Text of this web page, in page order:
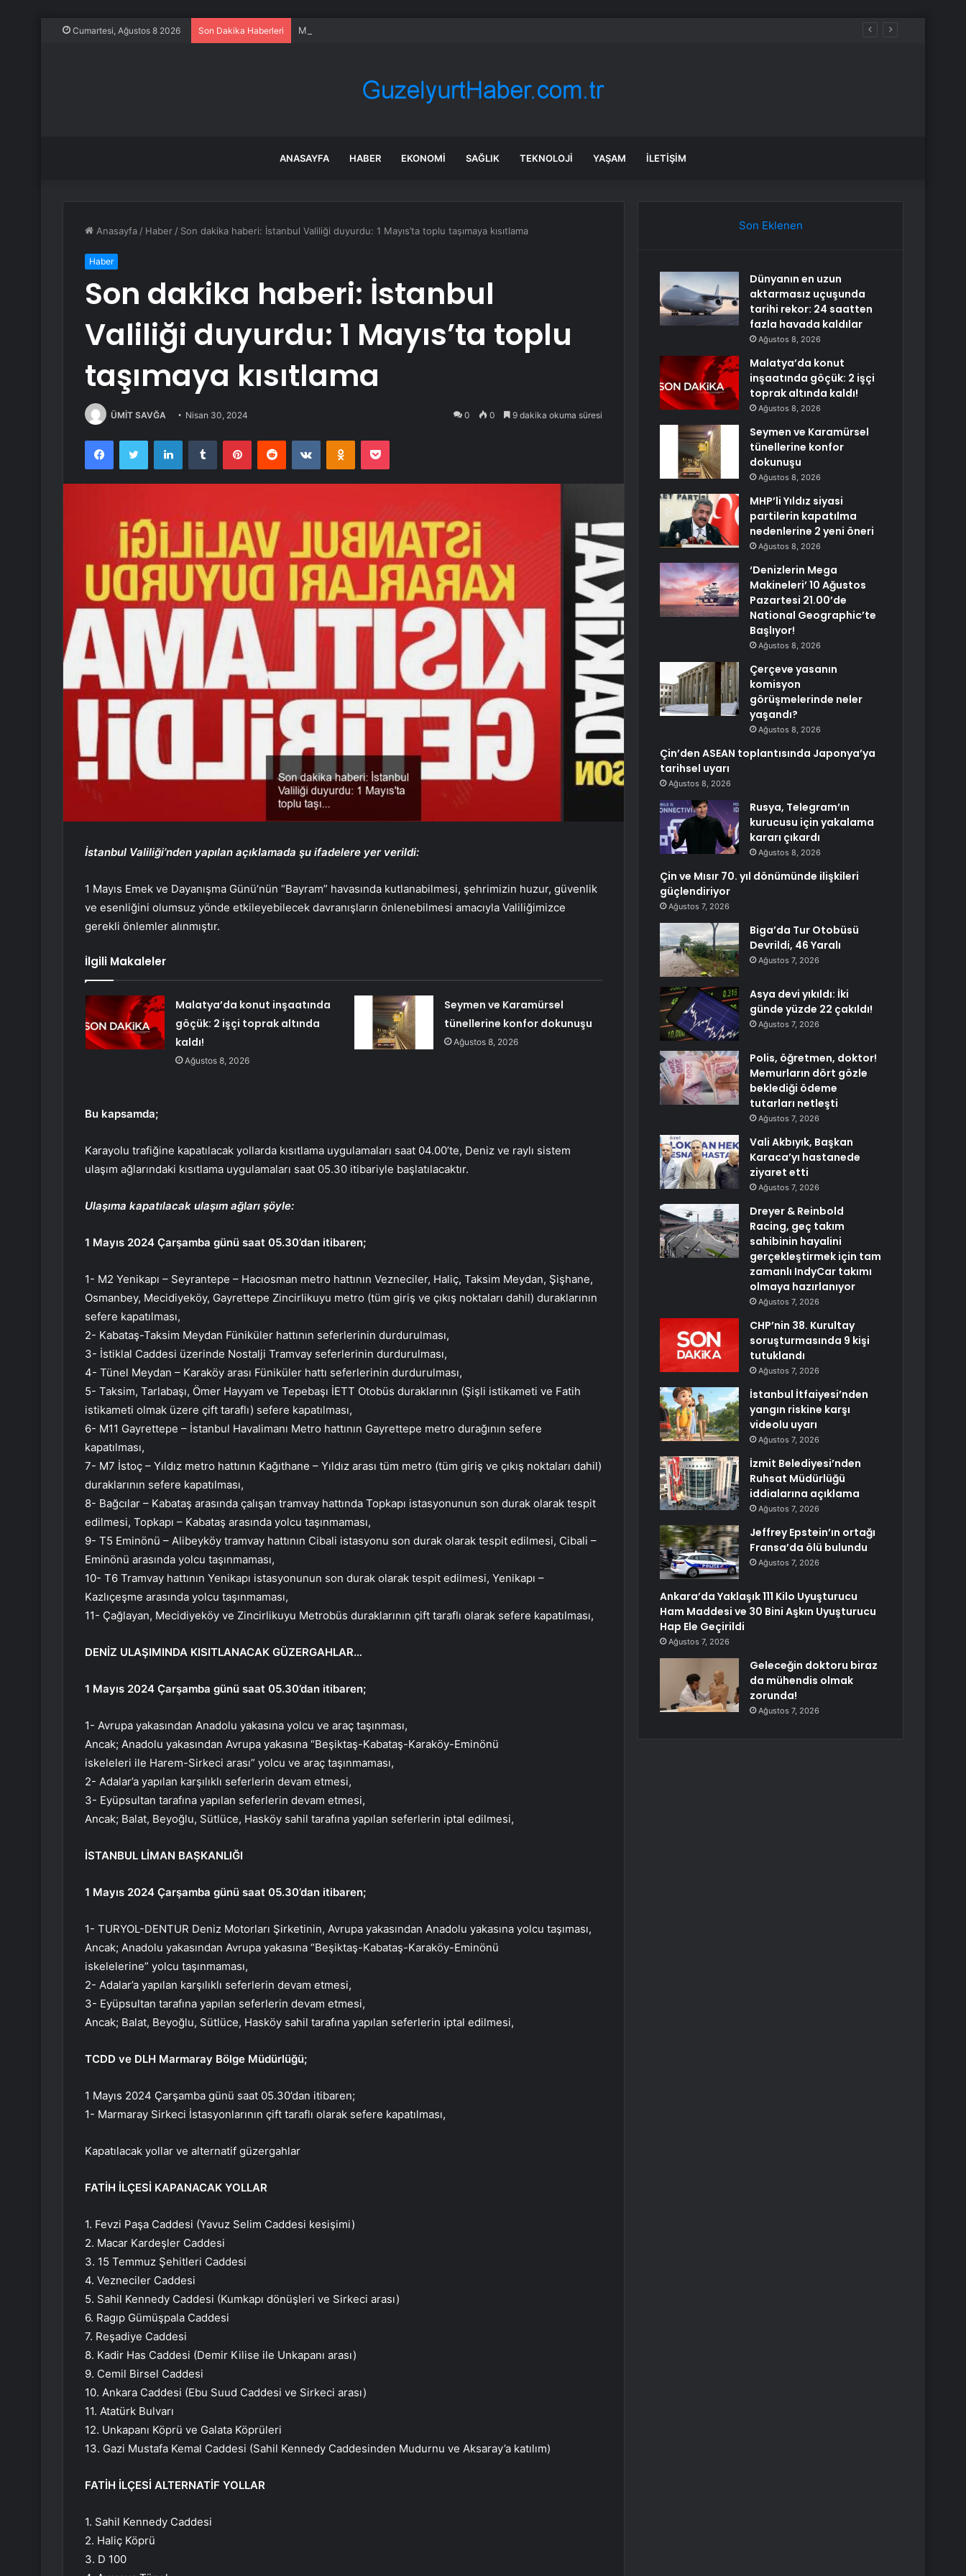
Cumartesi, Ağustos 8 2026 Son Dakika Haberleri Malatya’da konut inşaatında göçük: 2 işçi toprak altında kaldı!
ANASAYFA HABER EKONOMI SAĞLIK TEKNOLOJI YAŞAM İLETIŞIM
Anasayfa / Haber / Son dakika haberi: İstanbul Valiliği duyurdu: 1 Mayıs’ta toplu taşımaya kısıtlama
Haber
Son dakika haberi: İstanbul
Valiliği duyurdu: 1 Mayıs’ta toplu
taşımaya kısıtlama
ÜMİT SAVĞA Nisan 30, 2024 0 0 9 dakika okuma süresi
FacebookTwitter LinkedInTumblr PinterestReddit VKontakteOdnoklassniki
Pocket
İstanbul Valiliği’nden yapılan açıklamada şu ifadelere yer verildi:
1 Mayıs Emek ve Dayanışma Günü’nün “Bayram” havasında kutlanabilmesi, şehrimizin huzur, güvenlik
ve esenliğini olumsuz yönde etkileyebilecek davranışların önlenebilmesi amacıyla Valiliğimizce
gerekli önlemler alınmıştır.
İlgili Makaleler
Malatya’da konut inşaatında
göçük: 2 işçi toprak altında
kaldı!
Ağustos 8, 2026
Seymen ve Karamürsel
tünellerine konfor dokunuşu
Ağustos 8, 2026
Bu kapsamda;
Karayolu trafiğine kapatılacak yollarda kısıtlama uygulamaları saat 04.00’te, Deniz ve raylı sistem
ulaşım ağlarındaki kısıtlama uygulamaları saat 05.30 itibariyle başlatılacaktır.
Ulaşıma kapatılacak ulaşım ağları şöyle:
1 Mayıs 2024 Çarşamba günü saat 05.30’dan itibaren;
1- M2 Yenikapı – Seyrantepe – Hacıosman metro hattının Vezneciler, Haliç, Taksim Meydan, Şişhane,
Osmanbey, Mecidiyeköy, Gayrettepe Zincirlikuyu metro (tüm giriş ve çıkış noktaları dahil) duraklarının
sefere kapatılması,
2- Kabataş-Taksim Meydan Füniküler hattının seferlerinin durdurulması,
3- İstiklal Caddesi üzerinde Nostalji Tramvay seferlerinin durdurulması,
4- Tünel Meydan – Karaköy arası Füniküler hattı seferlerinin durdurulması,
5- Taksim, Tarlabaşı, Ömer Hayyam ve Tepebaşı İETT Otobüs duraklarının (Şişli istikameti ve Fatih
istikameti olmak üzere çift taraflı) sefere kapatılması,
6- M11 Gayrettepe – İstanbul Havalimanı Metro hattının Gayrettepe metro durağının sefere
kapatılması,
7- M7 İstoç – Yıldız metro hattının Kağıthane – Yıldız arası tüm metro (tüm giriş ve çıkış noktaları dahil)
duraklarının sefere kapatılması,
8- Bağcılar – Kabataş arasında çalışan tramvay hattında Topkapı istasyonunun son durak olarak tespit
edilmesi, Topkapı – Kabataş arasında yolcu taşınmaması,
9- T5 Eminönü – Alibeyköy tramvay hattının Cibali istasyonu son durak olarak tespit edilmesi, Cibali –
Eminönü arasında yolcu taşınmaması,
10- T6 Tramvay hattının Yenikapı istasyonunun son durak olarak tespit edilmesi, Yenikapı –
Kazlıçeşme arasında yolcu taşınmaması,
11- Çağlayan, Mecidiyeköy ve Zincirlikuyu Metrobüs duraklarının çift taraflı olarak sefere kapatılması,
DENİZ ULAŞIMINDA KISITLANACAK GÜZERGAHLAR…
1 Mayıs 2024 Çarşamba günü saat 05.30’dan itibaren;
1- Avrupa yakasından Anadolu yakasına yolcu ve araç taşınması,
Ancak; Anadolu yakasından Avrupa yakasına “Beşiktaş-Kabataş-Karaköy-Eminönü
iskeleleri ile Harem-Sirkeci arası” yolcu ve araç taşınmaması,
2- Adalar’a yapılan karşılıklı seferlerin devam etmesi,
3- Eyüpsultan tarafına yapılan seferlerin devam etmesi,
Ancak; Balat, Beyoğlu, Sütlüce, Hasköy sahil tarafına yapılan seferlerin iptal edilmesi,
İSTANBUL LİMAN BAŞKANLIĞI
1 Mayıs 2024 Çarşamba günü saat 05.30’dan itibaren;
1- TURYOL-DENTUR Deniz Motorları Şirketinin, Avrupa yakasından Anadolu yakasına yolcu taşıması,
Ancak; Anadolu yakasından Avrupa yakasına “Beşiktaş-Kabataş-Karaköy-Eminönü
iskelelerine” yolcu taşınmaması,
2- Adalar’a yapılan karşılıklı seferlerin devam etmesi,
3- Eyüpsultan tarafına yapılan seferlerin devam etmesi,
Ancak; Balat, Beyoğlu, Sütlüce, Hasköy sahil tarafına yapılan seferlerin iptal edilmesi,
TCDD ve DLH Marmaray Bölge Müdürlüğü;
1 Mayıs 2024 Çarşamba günü saat 05.30’dan itibaren;
1- Marmaray Sirkeci İstasyonlarının çift taraflı olarak sefere kapatılması,
Kapatılacak yollar ve alternatif güzergahlar
FATİH İLÇESİ KAPANACAK YOLLAR
1. Fevzi Paşa Caddesi (Yavuz Selim Caddesi kesişimi)
2. Macar Kardeşler Caddesi
3. 15 Temmuz Şehitleri Caddesi
4. Vezneciler Caddesi
5. Sahil Kennedy Caddesi (Kumkapı dönüşleri ve Sirkeci arası)
6. Ragıp Gümüşpala Caddesi
7. Reşadiye Caddesi
8. Kadir Has Caddesi (Demir Kilise ile Unkapanı arası)
9. Cemil Birsel Caddesi
10. Ankara Caddesi (Ebu Suud Caddesi ve Sirkeci arası)
11. Atatürk Bulvarı
12. Unkapanı Köprü ve Galata Köprüleri
13. Gazi Mustafa Kemal Caddesi (Sahil Kennedy Caddesinden Mudurnu ve Aksaray’a katılım)
FATİH İLÇESİ ALTERNATİF YOLLAR
1. Sahil Kennedy Caddesi
2. Haliç Köprü
3. D 100
Son Eklenen
Dünyanın en uzun
aktarmasız uçuşunda
tarihi rekor: 24 saatten
fazla havada kaldılar
Ağustos 8, 2026
Malatya’da konut
inşaatında göçük: 2 işçi
toprak altında kaldı!
Ağustos 8, 2026
Seymen ve Karamürsel
tünellerine konfor
dokunuşu
Ağustos 8, 2026
MHP’li Yıldız siyasi
partilerin kapatılma
nedenlerine 2 yeni öneri
Ağustos 8, 2026
‘Denizlerin Mega
Makineleri’ 10 Ağustos
Pazartesi 21.00’de
National Geographic’te
Başlıyor!
Ağustos 8, 2026
Çerçeve yasanın
komisyon
görüşmelerinde neler
yaşandı?
Ağustos 8, 2026
Çin’den ASEAN toplantısında Japonya’ya
tarihsel uyarı
Ağustos 8, 2026
Rusya, Telegram’ın
kurucusu için yakalama
kararı çıkardı
Ağustos 8, 2026
Çin ve Mısır 70. yıl dönümünde ilişkileri
güçlendiriyor
Ağustos 7, 2026
Biga’da Tur Otobüsü
Devrildi, 46 Yaralı
Ağustos 7, 2026
Asya devi yıkıldı: İki
günde yüzde 22 çakıldı!
Ağustos 7, 2026
Polis, öğretmen, doktor!
Memurların dört gözle
beklediği ödeme
tutarları netleşti
Ağustos 7, 2026
Vali Akbıyık, Başkan
Karaca’yı hastanede
ziyaret etti
Ağustos 7, 2026
Dreyer & Reinbold
Racing, geç takım
sahibinin hayalini
gerçekleştirmek için tam
zamanlı IndyCar takımı
olmaya hazırlanıyor
Ağustos 7, 2026
CHP’nin 38. Kurultay
soruşturmasında 9 kişi
tutuklandı
Ağustos 7, 2026
İstanbul İtfaiyesi’nden
yangın riskine karşı
videolu uyarı
Ağustos 7, 2026
İzmit Belediyesi’nden
Ruhsat Müdürlüğü
iddialarına açıklama
Ağustos 7, 2026
Jeffrey Epstein’ın ortağı
Fransa’da ölü bulundu
Ağustos 7, 2026
Ankara’da Yaklaşık 111 Kilo Uyuşturucu
Ham Maddesi ve 30 Bini Aşkın Uyuşturucu
Hap Ele Geçirildi
Ağustos 7, 2026
Geleceğin doktoru biraz
da mühendis olmak
zorunda!
Ağustos 7, 2026